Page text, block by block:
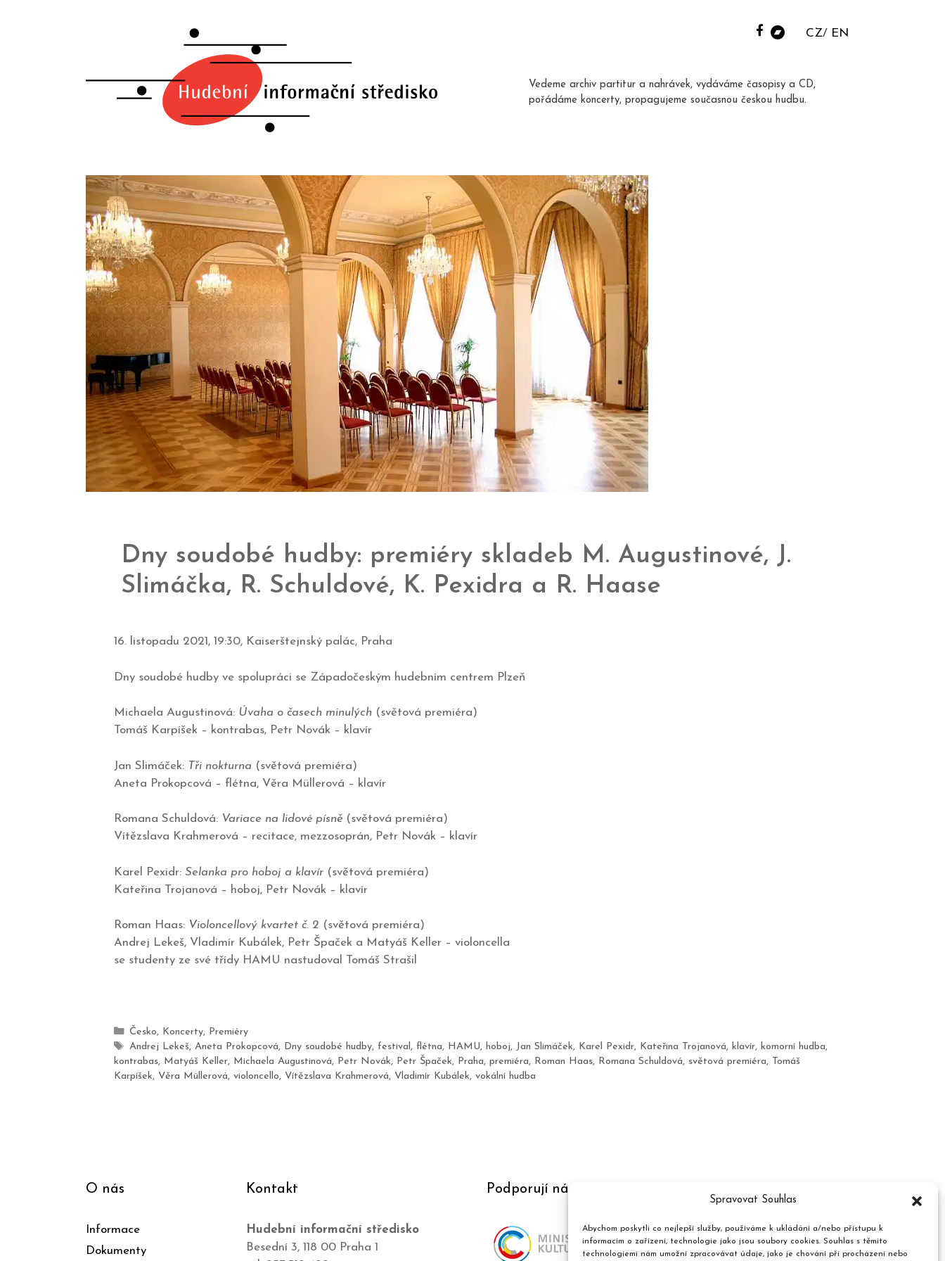
Spravovat Souhlas
Abychom poskytli co nejlepší služby, používáme k ukládání a/nebo přístupu k
informacím o zařízení, technologie jako jsou soubory cookies. Souhlas s těmito
technologiemi nám umožní zpracovávat údaje, jako je chování při procházení nebo
CZ EN
Vedeme archiv partitur a nahrávek, vydáváme časopisy a CD,
pořádáme koncerty, propagujeme současnou českou hudbu.
Dny soudobé hudby: premiéry skladeb M. Augustinové, J.
Slimáčka, R. Schuldové, K. Pexidra a R. Haase
16. listopadu 2021, 19:30, Kaiserštejnský palác, Praha
Dny soudobé hudby ve spolupráci se Západočeským hudebním centrem Plzeň
Michaela Augustinová: Úvaha o časech minulých (světová premiéra)
Tomáš Karpíšek – kontrabas, Petr Novák – klavír
Jan Slimáček: Tři nokturna (světová premiéra)
Aneta Prokopcová – flétna, Věra Müllerová – klavír
Romana Schuldová: Variace na lidové písně(světová premiéra)
Vítězslava Krahmerová – recitace, mezzosoprán, Petr Novák – klavír
Karel Pexidr: Selanka pro hoboj a klavír (světová premiéra)
Kateřina Trojanová – hoboj, Petr Novák – klavír
Roman Haas: Violoncellový kvartet č. 2 (světová premiéra)
Andrej Lekeš, Vladimír Kubálek, Petr Špaček a Matyáš Keller – violoncella
se studenty ze své třídy HAMU nastudoval Tomáš Strašil
Česko, Koncerty, Premiéry
Andrej Lekeš, Aneta Prokopcová, Dny soudobé hudby, festival, flétna, HAMU, hoboj, Jan Slimáček, Karel Pexidr, Kateřina Trojanová, klavír, komorní hudba,
kontrabas, Matyáš Keller, Michaela Augustinová, Petr Novák, Petr Špaček, Praha, premiéra, Roman Haas, Romana Schuldová, světová premiéra, Tomáš
Karpíšek, Věra Müllerová, violoncello, Vítězslava Krahmerová, Vladimír Kubálek, vokální hudba
O nás
Informace
Dokumenty
Kontakt
Hudební informační středisko
Besední 3, 118 00 Praha 1
Podporují nás